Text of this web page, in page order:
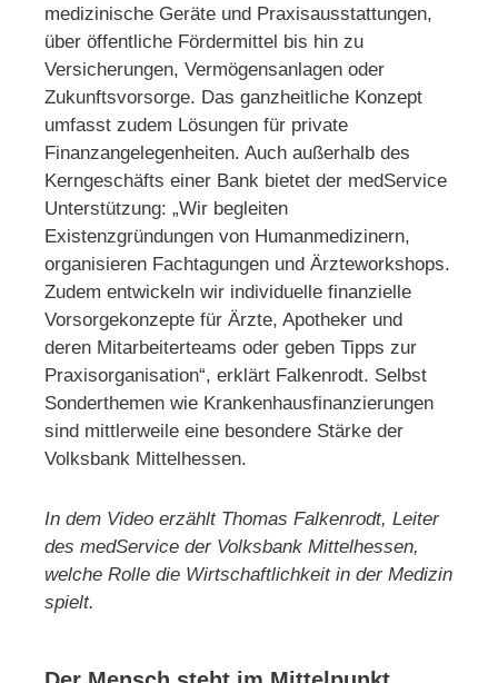
medizinische Geräte und Praxisausstattungen,
über öffentliche Fördermittel bis hin zu
Versicherungen, Vermögensanlagen oder
Zukunftsvorsorge. Das ganzheitliche Konzept
umfasst zudem Lösungen für private
Finanzangelegenheiten. Auch außerhalb des
Kerngeschäfts einer Bank bietet der medService
Unterstützung: „Wir begleiten
Existenzgründungen von Humanmedizinern,
organisieren Fachtagungen und Ärzteworkshops.
Zudem entwickeln wir individuelle finanzielle
Vorsorgekonzepte für Ärzte, Apotheker und
deren Mitarbeiterteams oder geben Tipps zur
Praxisorganisation“, erklärt Falkenrodt. Selbst
Sonderthemen wie Krankenhausfinanzierungen
sind mittlerweile eine besondere Stärke der
Volksbank Mittelhessen.
In dem Video erzählt Thomas Falkenrodt, Leiter
des medService der Volksbank Mittelhessen,
welche Rolle die Wirtschaftlichkeit in der Medizin
spielt.